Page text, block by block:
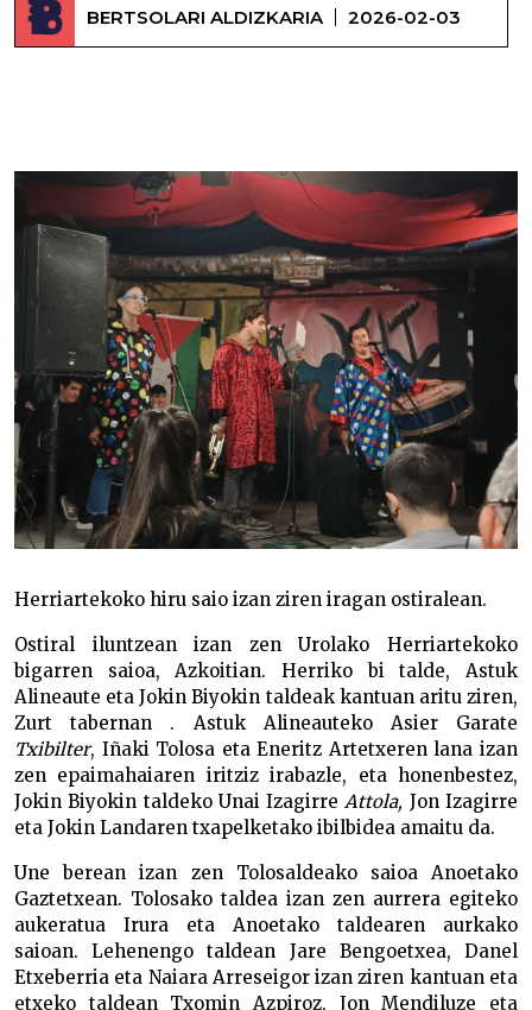
BERTSOLARI ALDIZKARIA 2026-02-03
Herriartekoko hiru saio izan ziren iragan ostiralean.
Ostiral iluntzean izan zen Urolako Herriartekoko
bigarren saioa, Azkoitian. Herriko bi talde, Astuk
Alineaute eta Jokin Biyokin taldeak kantuan aritu ziren,
Zurt tabernan . Astuk Alineauteko Asier Garate
Txibilter, Iñaki Tolosa eta Eneritz Artetxeren lana izan
zen epaimahaiaren iritziz irabazle, eta honenbestez,
Jokin Biyokin taldeko Unai IzagirreAttola, Jon Izagirre
eta Jokin Landaren txapelketako ibilbidea amaitu da.
Une berean izan zen Tolosaldeako saioa Anoetako
Gaztetxean. Tolosako taldea izan zen aurrera egiteko
aukeratua Irura eta Anoetako taldearen aurkako
saioan. Lehenengo taldean Jare Bengoetxea, Danel
Etxeberria eta Naiara Arreseigor izan ziren kantuan eta
etxeko taldean Txomin Azpiroz, Jon Mendiluze eta